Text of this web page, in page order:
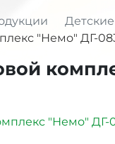
"Немо" ДГ-